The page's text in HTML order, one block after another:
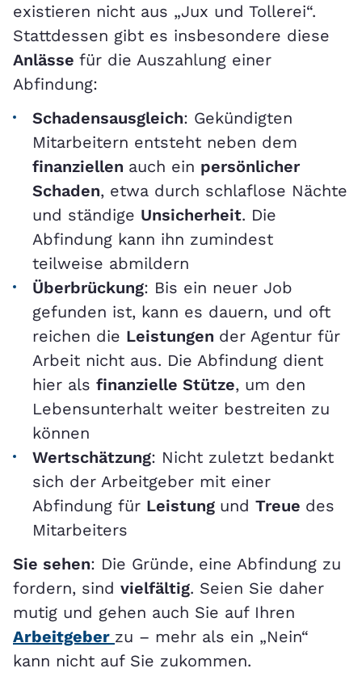
existieren nicht aus „Jux und Tollerei“.
Stattdessen gibt es insbesondere diese
Anlässe für die Auszahlung einer
Abfindung:
Schadensausgleich: Gekündigten
Mitarbeitern entsteht neben dem
finanziellen auch ein persönlicher
Schaden, etwa durch schlaflose Nächte
und ständige Unsicherheit. Die
Abfindung kann ihn zumindest
teilweise abmildern
Überbrückung: Bis ein neuer Job
gefunden ist, kann es dauern, und oft
reichen die Leistungen der Agentur für
Arbeit nicht aus. Die Abfindung dient
hier als finanzielle Stütze, um den
Lebensunterhalt weiter bestreiten zu
können
Wertschätzung: Nicht zuletzt bedankt
sich der Arbeitgeber mit einer
Abfindung für Leistung und Treue des
Mitarbeiters
Sie sehen: Die Gründe, eine Abfindung zu
fordern, sind vielfältig. Seien Sie daher
mutig und gehen auch Sie auf Ihren
Arbeitgeber zu – mehr als ein „Nein“
kann nicht auf Sie zukommen.